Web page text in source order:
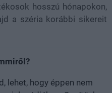
hosszú hónapokon,
a széria korábbi sikereit
lehet, hogy éppen nem